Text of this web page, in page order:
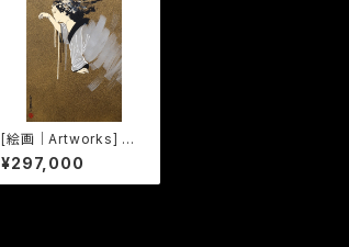
[絵画｜Artworks] 擬
音態画伝 しくほく｜Shi
kuhoku
¥297,000